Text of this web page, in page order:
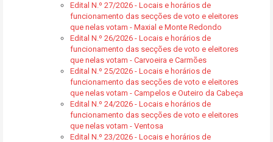
Edital N.º 27/2026 - Locais e horários de
funcionamento das secções de voto e eleitores
que nelas votam - Maxial e Monte Redondo
Edital N.º 26/2026 - Locais e horários de
funcionamento das secções de voto e eleitores
que nelas votam - Carvoeira e Carmões
Edital N.º 25/2026 - Locais e horários de
funcionamento das secções de voto e eleitores
que nelas votam - Campelos e Outeiro da Cabeça
Edital N.º 24/2026 - Locais e horários de
funcionamento das secções de voto e eleitores
que nelas votam - Ventosa
Edital N.º 23/2026 - Locais e horários de